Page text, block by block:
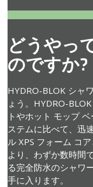
どうやっ
のですか?
HYDRO-BLOK シャ
ょう。HYDRO-
トやホット モップ
ステムに比べて、迅
ル XPS フォーム コ
より、わずか数時間
る完全防水のシャワ
手に入ります。